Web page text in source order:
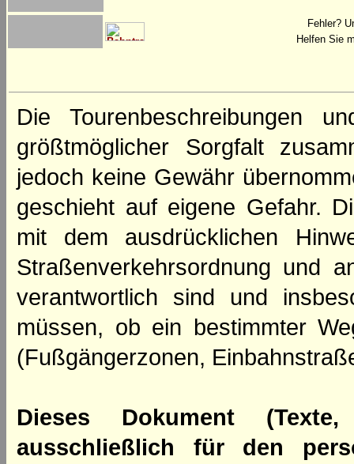
Fehler?
Helfen Sie
Die Tourenbeschreibungen
größtmöglicher Sorgfalt
jedoch keine Gewähr
geschieht auf eigene Gefahr.
mit dem ausdrücklichen
Straßenverkehrsordnung und
verantwortlich sind und
müssen, ob ein bestimmter
(Fußgängerzonen,
Dieses Dokument
ausschließlich für den